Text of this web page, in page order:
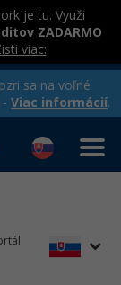
je tu. Využi
ZADARMO
viac:
sa na voľné
Viac informácií.